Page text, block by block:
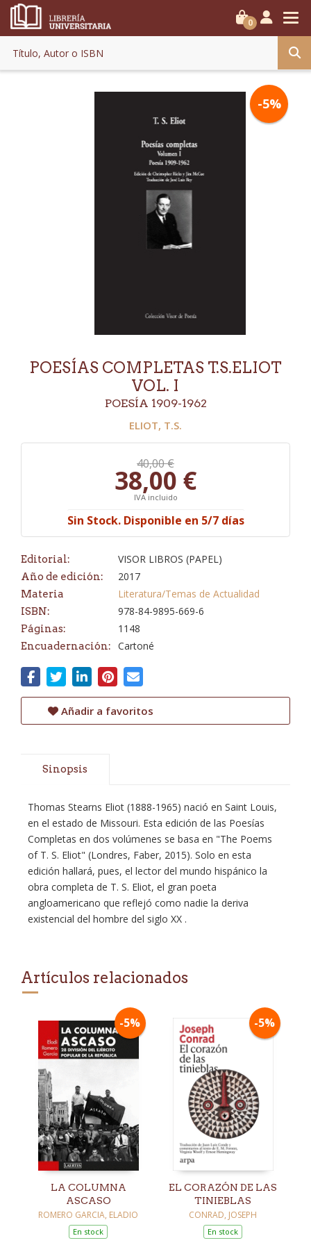
0
-5%
POESÍAS COMPLETAS T.S.ELIOT
VOL. I
POESÍA 1909-1962
ELIOT, T.S.
40,00 €
38,00 €
IVA incluido
Sin Stock. Disponible en 5/7 días
Editorial: VISOR LIBROS (PAPEL)
Año de edición: 2017
Materia Literatura/Temas de Actualidad
ISBN: 978-84-9895-669-6
Páginas: 1148
Encuadernación: Cartoné
Añadir a favoritos
Sinopsis
Thomas Stearns Eliot (1888-1965) nació en Saint Louis,
en el estado de Missouri. Esta edición de las Poesías
Completas en dos volúmenes se basa en "The Poems
of T. S. Eliot" (Londres, Faber, 2015). Solo en esta
edición hallará, pues, el lector del mundo hispánico la
obra completa de T. S. Eliot, el gran poeta
angloamericano que reflejó como nadie la deriva
existencial del hombre del siglo XX .
Artículos relacionados
-5%
LA COLUMNA
ASCASO
ROMERO GARCIA, ELADIO
En stock
-5%
EL CORAZÓN DE LAS
TINIEBLAS
CONRAD, JOSEPH
En stock